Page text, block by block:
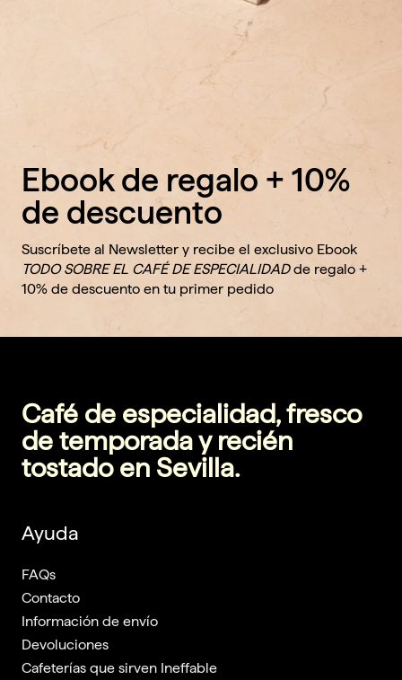
Ebook de regalo + 10%
de descuento
Suscríbete al Newsletter y recibe el exclusivo Ebook
TODO SOBRE EL CAFÉ DE ESPECIALIDADde regalo +
10% de descuento en tu primer pedido
Café de especialidad, fresco
de temporada y recién
tostado en Sevilla.
Ayuda
FAQs
Contacto
Información de envío
Devoluciones
Cafeterías que sirven Ineffable